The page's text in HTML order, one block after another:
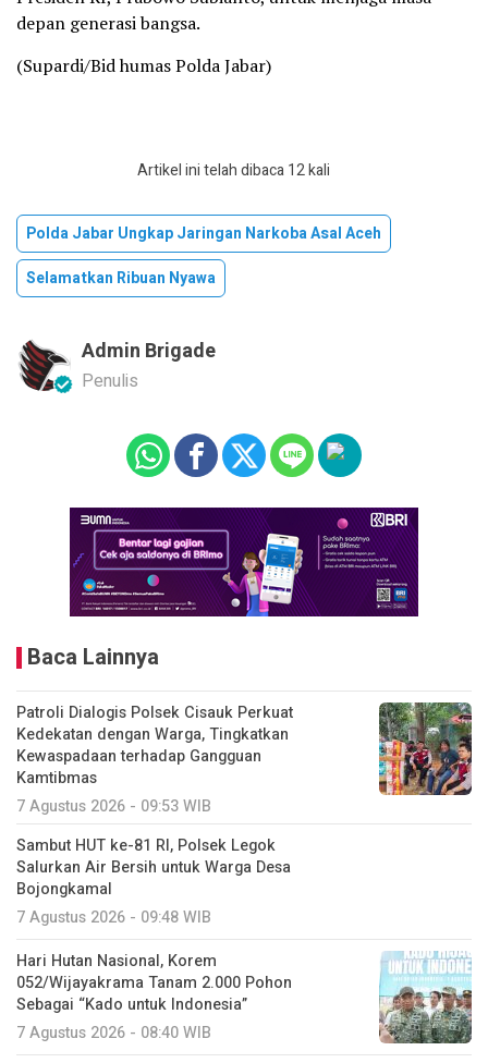
depan generasi bangsa.
(Supardi/Bid humas Polda Jabar)
Artikel ini telah dibaca 12 kali
Polda Jabar Ungkap Jaringan Narkoba Asal Aceh
Selamatkan Ribuan Nyawa
Admin Brigade
Penulis
Baca Lainnya
Patroli Dialogis Polsek Cisauk Perkuat
Kedekatan dengan Warga, Tingkatkan
Kewaspadaan terhadap Gangguan
Kamtibmas
7 Agustus 2026 - 09:53 WIB
Sambut HUT ke-81 RI, Polsek Legok
Salurkan Air Bersih untuk Warga Desa
Bojongkamal
7 Agustus 2026 - 09:48 WIB
Hari Hutan Nasional, Korem
052/Wijayakrama Tanam 2.000 Pohon
Sebagai “Kado untuk Indonesia”
7 Agustus 2026 - 08:40 WIB